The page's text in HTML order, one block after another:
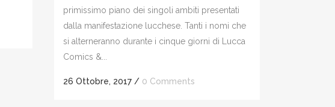
primissimo piano dei singoli ambiti presentati
dalla manifestazione lucchese. Tanti i nomi che
si alterneranno durante i cinque giorni di Lucca
Comics &...
26 Ottobre, 2017/ 0 Comments